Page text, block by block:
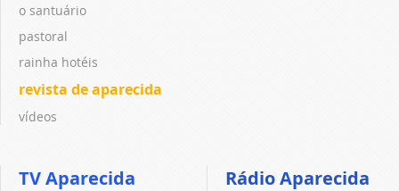
o santuário
pastoral
rainha hotéis
revista de aparecida
vídeos
TV Aparecida Rádio Aparecida